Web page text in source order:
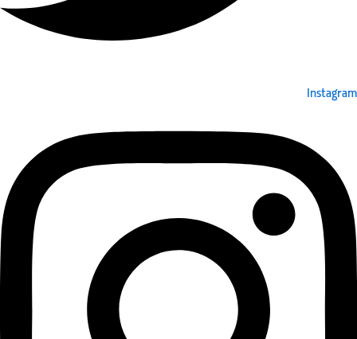
Instagram